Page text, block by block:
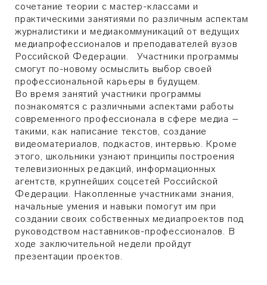
сочетание теории с мастер-классами и
практическими занятиями по различным аспектам
журналистики и медиакоммуникаций от ведущих
медиапрофессионалов и преподавателей вузов
Российской Федерации. Участники программы
смогут по-новому осмыслить выбор своей
профессиональной карьеры в будущем.
Во время занятий участники программы
познакомятся с различными аспектами работы
современного профессионала в сфере медиа –
такими, как написание текстов, создание
видеоматериалов, подкастов, интервью. Кроме
этого, школьники узнают принципы построения
телевизионных редакций, информационных
агентств, крупнейших соцсетей Российской
Федерации. Накопленные участниками знания,
начальные умения и навыки помогут им при
создании своих собственных медиапроектов под
руководством наставников-профессионалов. В
ходе заключительной недели пройдут
презентации проектов.